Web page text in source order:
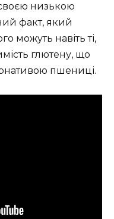
низькою
факт, який
можуть навіть ті,
глютену, що
пшениці.